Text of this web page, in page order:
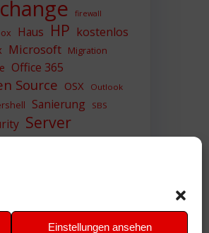
Einstellungen ansehen
firewall
Haus HP kostenlos
Microsoft Migration
Office 365
Source OSX Outlook
Sanierung SBS
Server
SIEM
VPN WAZUH